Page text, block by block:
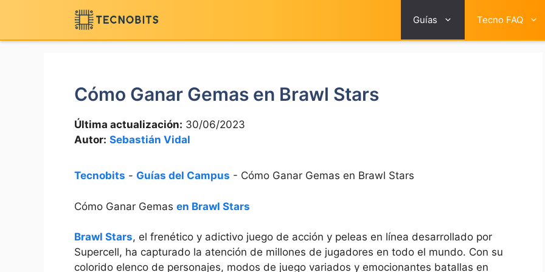
contenido
Guías Tecno FAQ
Cómo Ganar Gemas en Brawl Stars
Última actualización: 30/06/2023
Autor: Sebastián Vidal
Tecnobits - Guías del Campus - Cómo Ganar Gemas en Brawl Stars
Cómo Ganar Gemas en Brawl Stars
Brawl Stars, el frenético y adictivo juego de acción y peleas en línea desarrollado por
Supercell, ha capturado la atención de millones de jugadores en todo el mundo. Con su
colorido elenco de personajes, modos de juego variados y emocionantes batallas en